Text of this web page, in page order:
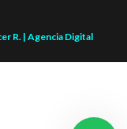
R. | Agencia Digital